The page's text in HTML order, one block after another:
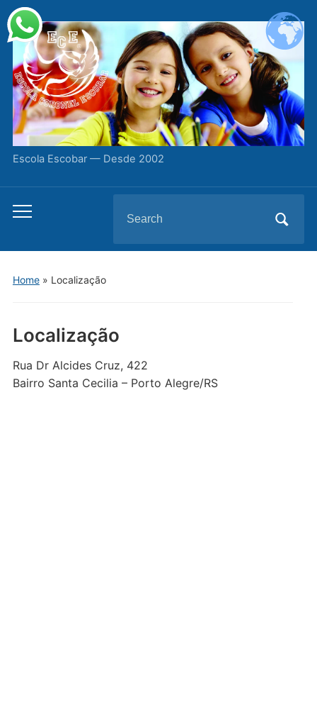
Escola Escobar — Desde 2002
Toggle
menu
for:
Home» Localização
Localização
Rua Dr Alcides Cruz, 422
Bairro Santa Cecilia – Porto Alegre/RS